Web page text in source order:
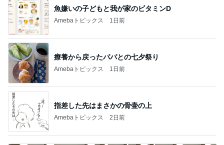
魚嫌いの子どもと我が家のビタミンD
Amebaトピックス 1日前
療養から戻ったパパとの七夕祭り
Amebaトピックス 1日前
指差した先はまさかの骨壷の上
Amebaトピックス 2日前